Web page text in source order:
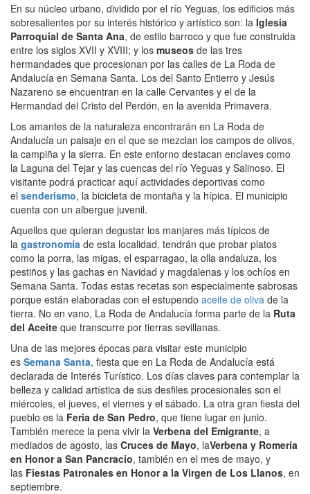
En su núcleo urbano, dividido por el río Yeguas, los edificios más
sobresalientes por su interés histórico y artístico son: la Iglesia
Parroquial de Santa Ana, de estilo barroco y que fue construida
entre los siglos XVII y XVIII; y los museos de las tres
hermandades que procesionan por las calles de La Roda de
Andalucía en Semana Santa. Los del Santo Entierro y Jesús
Nazareno se encuentran en la calle Cervantes y el de la
Hermandad del Cristo del Perdón, en la avenida Primavera.
Los amantes de la naturaleza encontrarán en La Roda de
Andalucía un paisaje en el que se mezclan los campos de olivos,
la campiña y la sierra. En este entorno destacan enclaves como
la Laguna del Tejar y las cuencas del río Yeguas y Salinoso. El
visitante podrá practicar aquí actividades deportivas como
el senderismo, la bicicleta de montaña y la hípica. El municipio
cuenta con un albergue juvenil.
Aquellos que quieran degustar los manjares más típicos de
la gastronomía de esta localidad, tendrán que probar platos
como la porra, las migas, el esparragao, la olla andaluza, los
pestiños y las gachas en Navidad y magdalenas y los ochíos en
Semana Santa. Todas estas recetas son especialmente sabrosas
porque están elaboradas con el estupendo aceite de oliva de la
tierra. No en vano, La Roda de Andalucía forma parte de la Ruta
del Aceite que transcurre por tierras sevillanas.
Una de las mejores épocas para visitar este municipio
es Semana Santa, fiesta que en La Roda de Andalucía está
declarada de Interés Turístico. Los días claves para contemplar la
belleza y calidad artística de sus desfiles procesionales son el
miércoles, el jueves, el viernes y el sábado. La otra gran fiesta del
pueblo es la Feria de San Pedro, que tiene lugar en junio.
También merece la pena vivir la Verbena del Emigrante, a
mediados de agosto, las Cruces de Mayo, laVerbena y Romería
en Honor a San Pancracio, también en el mes de mayo, y
las Fiestas Patronales en Honor a la Virgen de Los Llanos, en
septiembre.